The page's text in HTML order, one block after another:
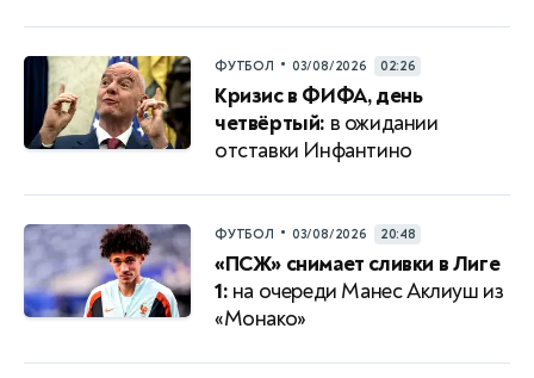
ФУТБОЛ • 03/08/2026 02:26
Кризис в ФИФА, день
четвёртый: в ожидании
отставки Инфантино
ФУТБОЛ • 03/08/2026 20:48
«ПСЖ» снимает сливки в Лиге
1: на очереди Манес Аклиуш из
«Монако»